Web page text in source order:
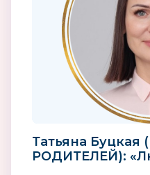
Татьяна
РОДИТЕЛЕЙ):